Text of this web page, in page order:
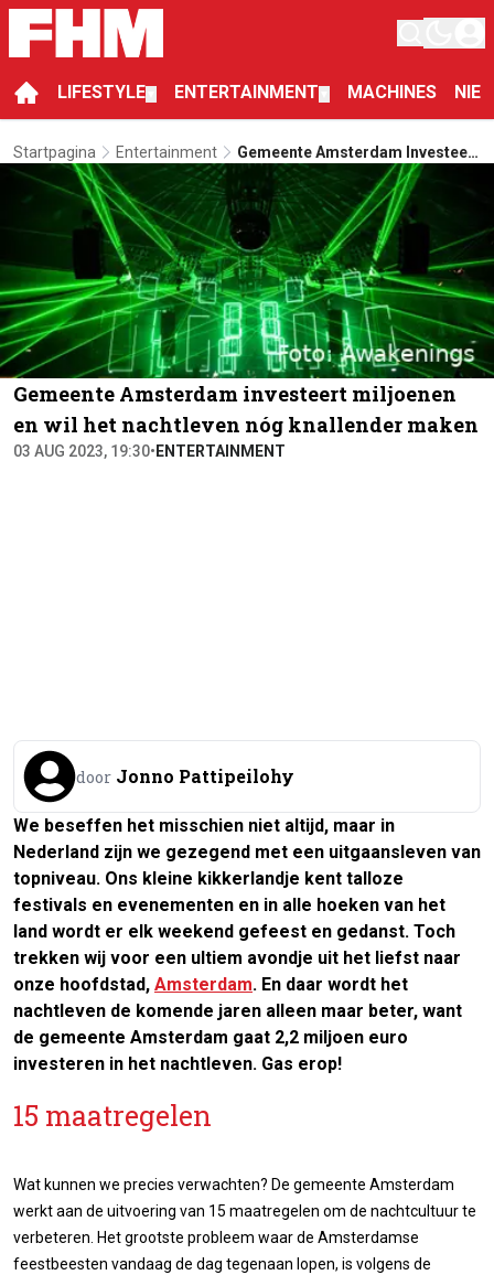
LIFESTYLE ENTERTAINMENT MACHINES
Startpagina Entertainment
Gemeente Amsterdam Investeert
Miljoenen En Wil Het Nachtleven
Nóg Knallender Maken
Gemeente Amsterdam investeert miljoenen
en wil het nachtleven nóg knallender maken
03 AUG 2023, 19:30• ENTERTAINMENT
door Jonno Pattipeilohy
We beseffen het misschien niet altijd, maar in
Nederland zijn we gezegend met een uitgaansleven van
topniveau. Ons kleine kikkerlandje kent talloze
festivals en evenementen en in alle hoeken van het
land wordt er elk weekend gefeest en gedanst. Toch
trekken wij voor een ultiem avondje uit het liefst naar
onze hoofdstad, Amsterdam. En daar wordt het
nachtleven de komende jaren alleen maar beter, want
de gemeente Amsterdam gaat 2,2 miljoen euro
investeren in het nachtleven. Gas erop!
15 maatregelen
Wat kunnen we precies verwachten? De gemeente Amsterdam
werkt aan de uitvoering van 15 maatregelen om de nachtcultuur te
verbeteren. Het grootste probleem waar de Amsterdamse
feestbeesten vandaag de dag tegenaan lopen, is volgens de